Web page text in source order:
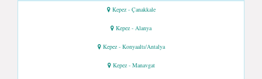
Kepez - Çanakkale
Kepez - Alanya
Kepez - Konyaaltı/Antalya
Kepez - Manavgat